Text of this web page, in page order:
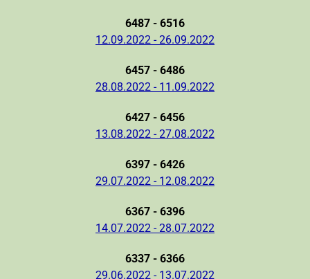
6487 - 6516
12.09.2022 - 26.09.2022
6457 - 6486
28.08.2022 - 11.09.2022
6427 - 6456
13.08.2022 - 27.08.2022
6397 - 6426
29.07.2022 - 12.08.2022
6367 - 6396
14.07.2022 - 28.07.2022
6337 - 6366
29.06.2022 - 13.07.2022